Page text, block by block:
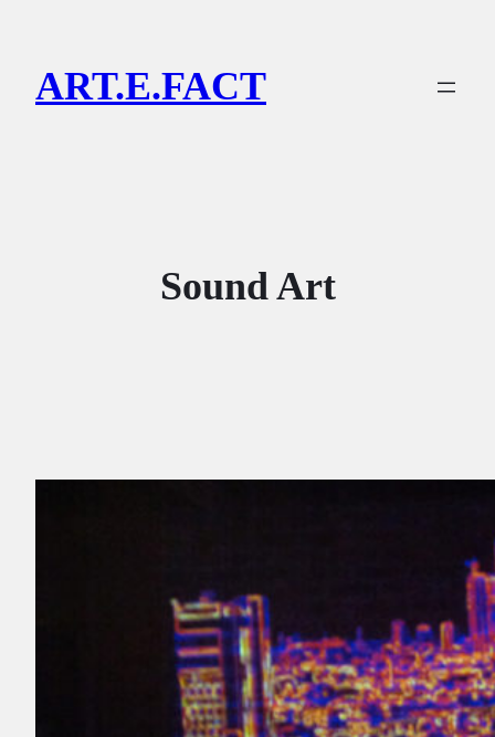
kontenART.E.FACT
Sound Art